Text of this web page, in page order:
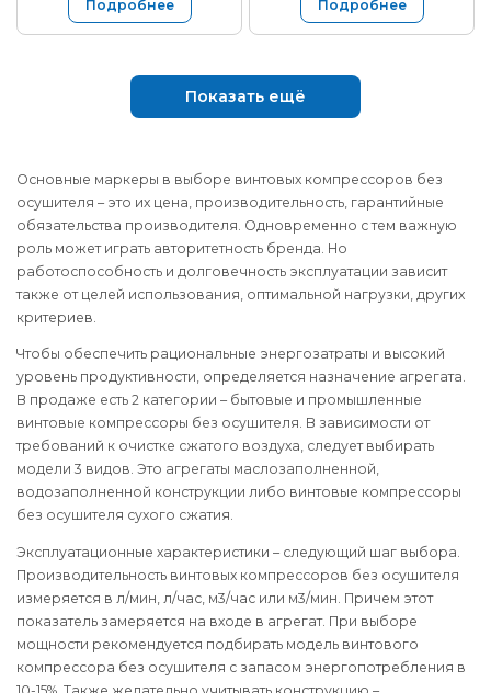
Подробнее Подробнее
Показать ещё
Основные маркеры в выборе винтовых компрессоров без
осушителя – это их цена, производительность, гарантийные
обязательства производителя. Одновременно с тем важную
роль может играть авторитетность бренда. Но
работоспособность и долговечность эксплуатации зависит
также от целей использования, оптимальной нагрузки, других
критериев.
Чтобы обеспечить рациональные энергозатраты и высокий
уровень продуктивности, определяется назначение агрегата.
В продаже есть 2 категории – бытовые и промышленные
винтовые компрессоры без осушителя. В зависимости от
требований к очистке сжатого воздуха, следует выбирать
модели 3 видов. Это агрегаты маслозаполненной,
водозаполненной конструкции либо винтовые компрессоры
без осушителя сухого сжатия.
Эксплуатационные характеристики – следующий шаг выбора.
Производительность винтовых компрессоров без осушителя
измеряется в л/мин, л/час, м3/час или м3/мин. Причем этот
показатель замеряется на входе в агрегат. При выборе
мощности рекомендуется подбирать модель винтового
компрессора без осушителя с запасом энергопотребления в